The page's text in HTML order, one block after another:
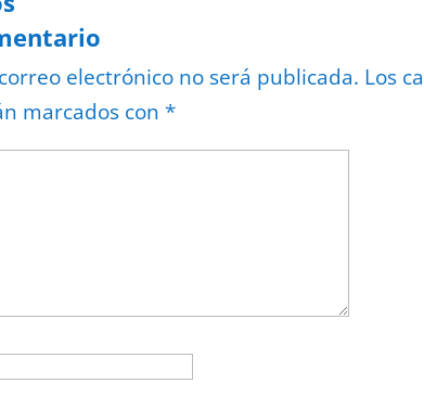
electrónico no será publicada. Los
marcados con *